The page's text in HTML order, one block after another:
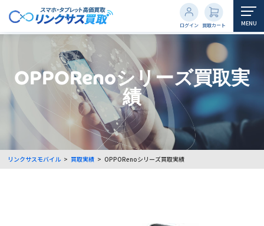
買取カート
ログイン MENU
OPPORenoシリーズ買取実
績
リンクサスモバイル > 買取実績 > OPPORenoシリーズ買取実績